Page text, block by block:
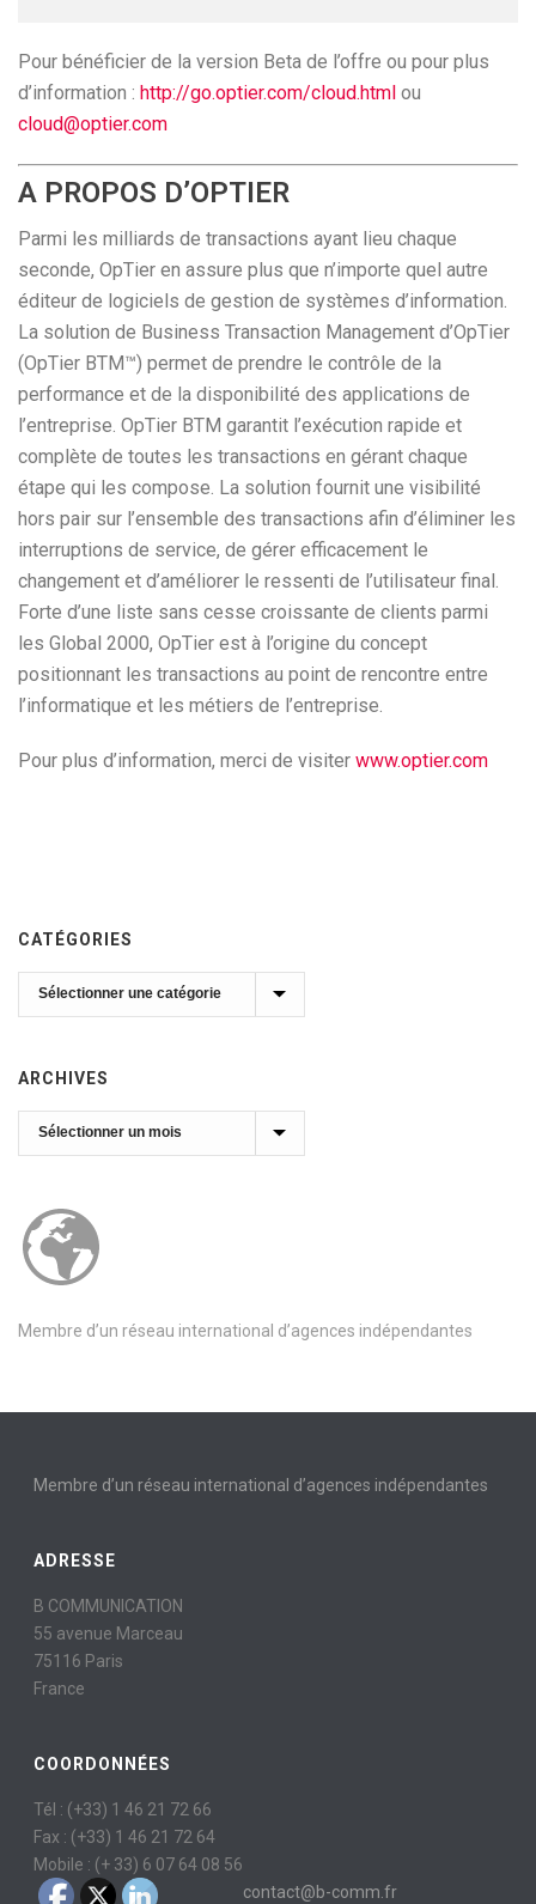
Pour bénéficier de la version Beta de l’offre ou pour plus
d’information : http://go.optier.com/cloud.html ou
cloud@optier.com
A PROPOS D’OPTIER
Parmi les milliards de transactions ayant lieu chaque
seconde, OpTier en assure plus que n’importe quel autre
éditeur de logiciels de gestion de systèmes d’information.
La solution de Business Transaction Management d’OpTier
(OpTier BTM™) permet de prendre le contrôle de la
performance et de la disponibilité des applications de
l’entreprise. OpTier BTM garantit l’exécution rapide et
complète de toutes les transactions en gérant chaque
étape qui les compose. La solution fournit une visibilité
hors pair sur l’ensemble des transactions afin d’éliminer les
interruptions de service, de gérer efficacement le
changement et d’améliorer le ressenti de l’utilisateur final.
Forte d’une liste sans cesse croissante de clients parmi
les Global 2000, OpTier est à l’origine du concept
positionnant les transactions au point de rencontre entre
l’informatique et les métiers de l’entreprise.
Pour plus d’information, merci de visiter www.optier.com
CATÉGORIES
Catégories
ARCHIVES
Archives
Membre d’un réseau international d’agences indépendantes
Membre d’un réseau international d’agences indépendantes
ADRESSE
B COMMUNICATION
55 avenue Marceau
75116 Paris
France
COORDONNÉES
Tél : (+33) 1 46 21 72 66
Fax : (+33) 1 46 21 72 64
Mobile : (+ 33) 6 07 64 08 56
contact@b-comm.fr